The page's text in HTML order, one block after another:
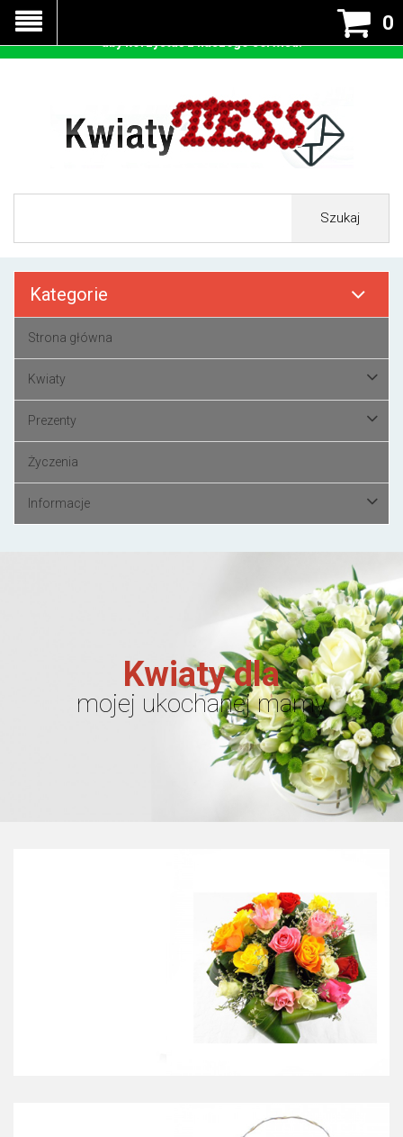
0
Szukaj
Kategorie
Strona główna
Kwiaty
Prezenty
Życzenia
Informacje
Kwiaty dla
mojej ukochanej mamy
Nasza strona korzysta z cookies - czyli tzw ciastek w celu
prawidłowego działania. Zaakceptuj przyjmowanie cookies
aby korzystać z naszego serwisu.